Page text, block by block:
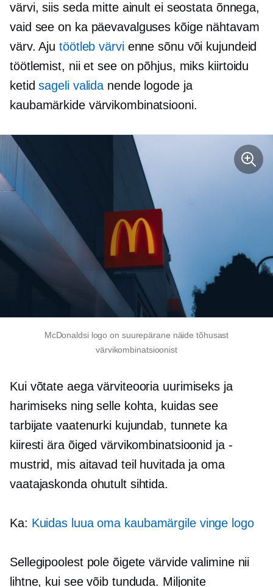
värvi, siis seda mitte ainult ei seostata õnnega,
vaid see on ka päevavalguses kõige nähtavam
värv. Ajutöötleb värvienne sõnu või kujundeid
töötlemist, nii et see on põhjus, miks kiirtoidu
ketidsageli valida nende logode ja
kaubamärkide värvikombinatsiooni.
McDonaldsi logo on suurepärane näide tõhusast
värvikombinatsioonist
Kui võtate aega värviteooria uurimiseks ja
harimiseks ning selle kohta, kuidas see
tarbijate vaatenurki kujundab, tunnete ka
kiiresti ära õiged värvikombinatsioonid ja -
mustrid, mis aitavad teil huvitada ja oma
vaatajaskonda ohutult sihtida.
Ka: Kuidas luua oma kaubamärgile vinge logo
Sellegipoolest pole õigete värvide valimine nii
lihtne, kui see võib tunduda. Miljonite